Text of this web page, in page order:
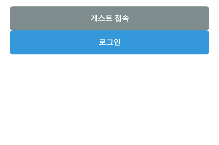
게스트 접속
로그인